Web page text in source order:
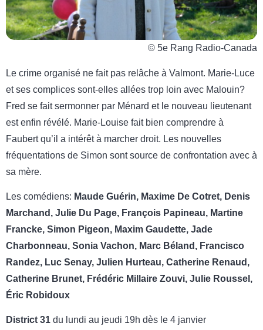
© 5e Rang Radio-Canada
Le crime organisé ne fait pas relâche à Valmont. Marie-Luce
et ses complices sont-elles allées trop loin avec Malouin?
Fred se fait sermonner par Ménard et le nouveau lieutenant
est enfin révélé. Marie-Louise fait bien comprendre à
Faubert qu’il a intérêt à marcher droit. Les nouvelles
fréquentations de Simon sont source de confrontation avec à
sa mère.
Les comédiens: Maude Guérin, Maxime De Cotret, Denis
Marchand, Julie Du Page, François Papineau, Martine
Francke, Simon Pigeon, Maxim Gaudette, Jade
Charbonneau, Sonia Vachon, Marc Béland, Francisco
Randez, Luc Senay, Julien Hurteau, Catherine Renaud,
Catherine Brunet, Frédéric Millaire Zouvi, Julie Roussel,
Éric Robidoux
District 31 du lundi au jeudi 19h dès le 4 janvier